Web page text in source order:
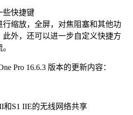
些快捷键
缩放，全屏，对焦阻塞和其他功
外，还可以进一步自定义快捷方
Pro 16.6.3 版本的更新内容：
和S1 IIE的无线网络共享